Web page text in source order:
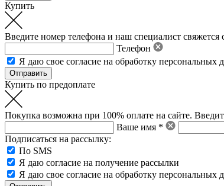
Купить
Введите номер телефона и наш специалист свяжется
Телефон
Я даю свое согласие на обработку персональных
Купить по предоплате
Покупка возможна при 100% оплате на сайте.
Ваше имя *
Подписаться на рассылку:
По SMS
Я даю согласие на получение рассылки
Я даю свое согласие на обработку персональных